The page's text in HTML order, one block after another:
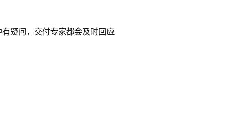
疑问，交付专家都会及时回应